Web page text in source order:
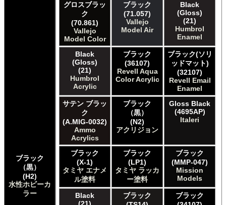
ICM ICM Paints
Lifecolor Lifecolor
Meng Meng Color
Mig Jimenez Ammo Acrylics
Mig Jimenez Atom
Mission Models Mission Models
Mr. Paint MRP Mr Paint Products
Repear Miniatures Master Series
Revell of Germany Revell Aqua Color Acrylic
Revell of Germany Revell Email Enamel
Revell of Germany Revell スプレーカラー
Testors of Rust-Oleum Group Testors Model Master
Testors of Rust-Oleum Group Testors Model Master
Enamel
The Army Painter Army Painter
The Army Painter Speedpaint
The Army Painter Warpaints Air
The Army Painter Warpaints Fanatic
ブラック
（黒）
(H2)
水性ホビーカ
ラー
グロスブラッ
ク
(70.861)
Vallejo
Model Color
ブラック
(71.057)
Vallejo
Model Air
Black
(Gloss)
(21)
Humbrol
Enamel
Black
(Gloss)
(21)
Humbrol
Acrylic
ブラック
(36107)
Revell Aqua
Color Acrylic
ブラック(ソリ
ッドマット)
(32107)
Revell Email
Enamel
サテン ブラッ
ク
(A.MIG-0032)
Ammo
Acrylics
ブラック
（黒）
(N2)
アクリジョン
Gloss Black
(4695AP)
Italeri
ブラック
(X-1)
タミヤ エナメ
ル塗料
ブラック
(LP1)
タミヤ ラッカ
ー塗料
ブラック
(MMP-047)
Mission
Models
Black
ブラック
ブラック